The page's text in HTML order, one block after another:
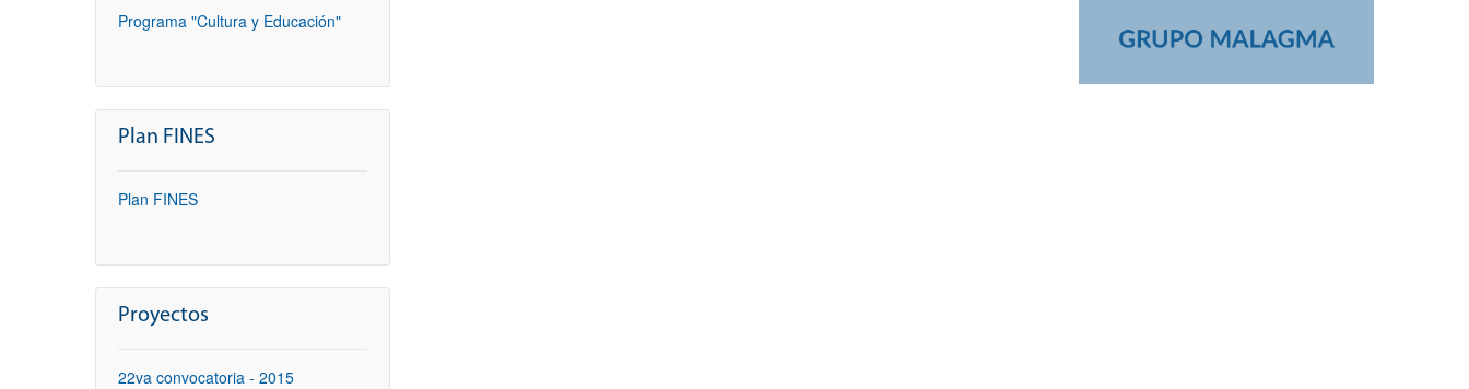
Programa "Cultura y Educación"
Plan FINES
Plan FINES
Proyectos
22va convocatoria - 2015